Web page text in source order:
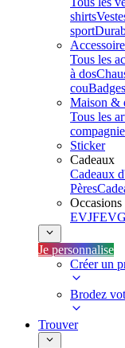
shirts
sport
Tous les
à dos
couBadges
Maison &
Tous les
compagnie
Sticker
Cadeaux
Cadeaux
Pères
Occasions
EVJFEVG
Je personnalise
Créer un
Brodez
Trouver